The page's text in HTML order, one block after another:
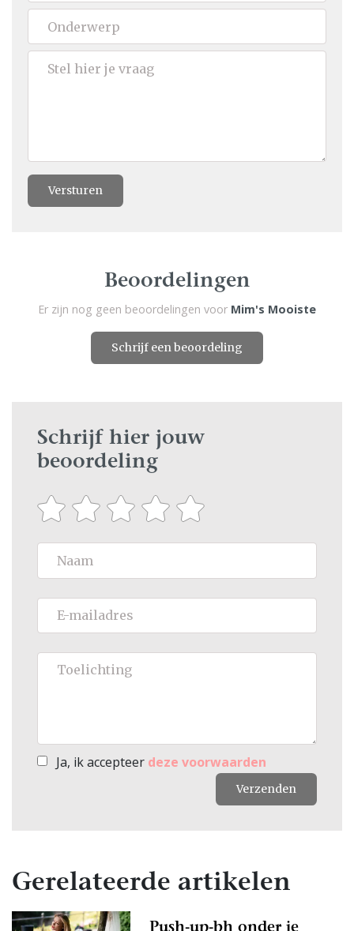
Versturen
Beoordelingen
Er zijn nog geen beoordelingen voor Mim's Mooiste
Schrijf een beoordeling
Schrijf hier jouw
beoordeling
Ja, ik accepteer deze voorwaarden
Verzenden
Gerelateerde artikelen